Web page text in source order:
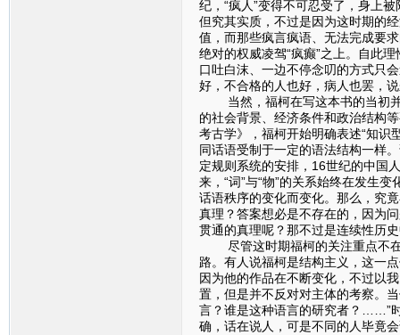
纪，“疯人”变得不可忍受了，身上
但究其实质，不过是因为这时期的
值，而那些疯言疯语、无法完成要
绝对的权威凌驾“疯癫”之上。自此
口吐白沫、一边不停念叨的方式只
好，不合格的人也好，病人也罢，
当然，福柯在写这本书的当初并
的社会背景、经济条件和政治结构
考古学》，福柯开始明确表述“知识
同话语受制于一定的语法结构一样
定规则系统的安排，16世纪的中国
来，“词”与“物”的关系始终在发生
话语秩序的变化而变化。那么，究
真理？答案想必是不存在的，因为
贯通的真理呢？那不过是连续性历
尽管这时期福柯的关注重点不在
路。有人说福柯是结构主义，这一
因为他的作品在不断变化，不过以
置，但是并不反对对主体的考察。
言？谁是这种语言的研究者？……”
确，话在说人，可是不同的人毕竟